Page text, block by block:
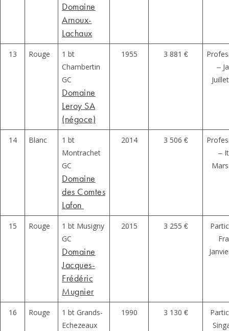
Domaine
Arnoux-
Lachaux
13 Rouge
1 bt
Chambertin
GC
Domaine
Leroy SA
(négoce)
1955 3 881 €
–
14 Blanc
1 bt
Montrachet
GC
Domaine
des Comtes
Lafon
2014 3 506 €
–
15 Rouge
1 bt Musigny
GC
Domaine
Jacques-
Frédéric
Mugnier
2015 3 255 €
16 Rouge
1 bt Grands-
Echezeaux
1990 3 130 €